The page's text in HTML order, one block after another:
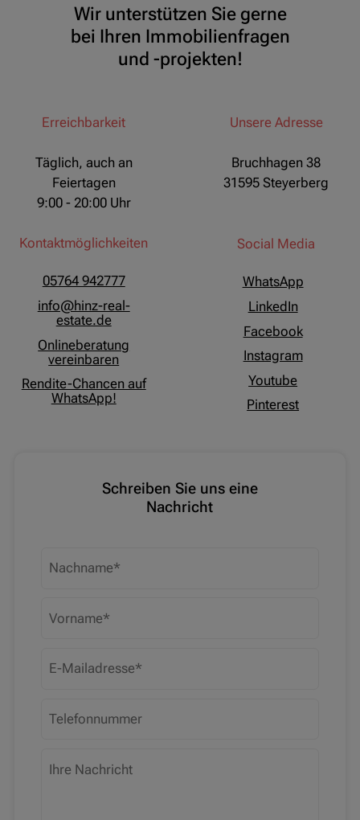
Wir unterstützen Sie gerne
bei Ihren Immobilienfragen
und -projekten!
Erreichbarkeit
Täglich, auch an
Feiertagen
9:00 - 20:00 Uhr
Kontaktmöglichkeiten
05764 942777
info@hinz-real-
estate.de
Onlineberatung
vereinbaren
Rendite-Chancen auf
WhatsApp!
Unsere Adresse
Bruchhagen 38
31595 Steyerberg
Social Media
WhatsApp
LinkedIn
Facebook
Instagram
Youtube
Pinterest
Schreiben Sie uns eine
Nachricht